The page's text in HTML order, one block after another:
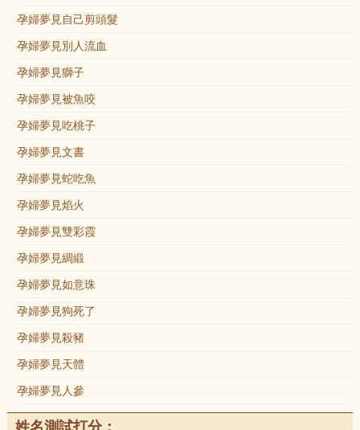
孕婦夢見自己剪頭髮
孕婦夢見別人流血
孕婦夢見獅子
孕婦夢見被魚咬
孕婦夢見吃桃子
孕婦夢見文書
孕婦夢見蛇吃魚
孕婦夢見焰火
孕婦夢見雙彩霞
孕婦夢見綢緞
孕婦夢見如意珠
孕婦夢見狗死了
孕婦夢見殺豬
孕婦夢見天體
孕婦夢見人參
姓名測試打分：